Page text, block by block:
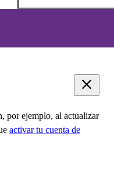
por ejemplo, al actualizar
activar tu cuenta de